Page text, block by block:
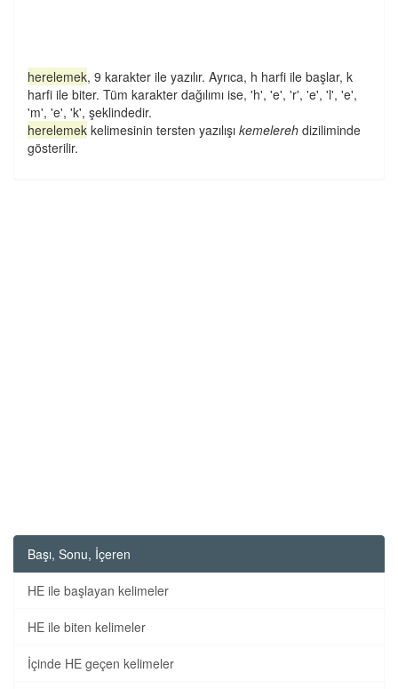
herelemek, 9 karakter ile yazılır. Ayrıca, h harfi ile başlar, k
harfi ile biter. Tüm karakter dağılımı ise, 'h', 'e', 'r', 'e', 'l', 'e',
'm', 'e', 'k', şeklindedir.
herelemek kelimesinin tersten yazılışı kemelereh diziliminde
gösterilir.
Başı, Sonu, İçeren
HE ile başlayan kelimeler
HE ile biten kelimeler
İçinde HE geçen kelimeler